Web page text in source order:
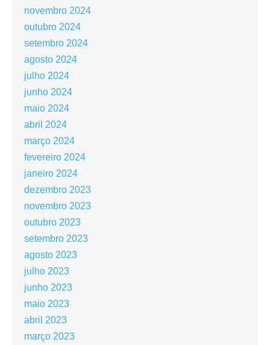
novembro 2024
outubro 2024
setembro 2024
agosto 2024
julho 2024
junho 2024
maio 2024
abril 2024
março 2024
fevereiro 2024
janeiro 2024
dezembro 2023
novembro 2023
outubro 2023
setembro 2023
agosto 2023
julho 2023
junho 2023
maio 2023
abril 2023
março 2023